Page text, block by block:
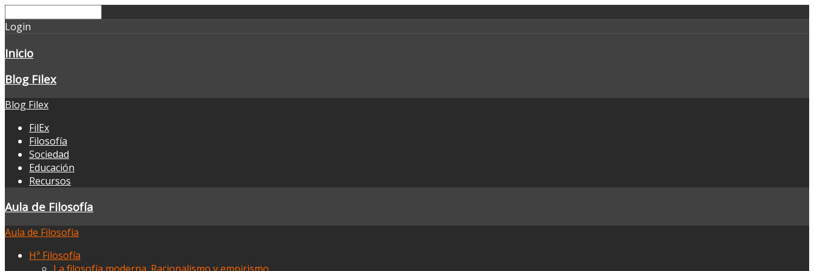
Login
Inicio
Blog Filex
Blog Filex
FilEx
Filosofía
Sociedad
Educación
Recursos
Aula de Filosofía
Aula de Filosofía
Hª Filosofía
La filosofía moderna. Racionalismo y empirismo